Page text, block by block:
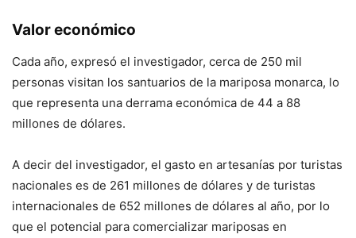
Valor económico
Cada año, expresó el investigador, cerca de 250 mil
personas visitan los santuarios de la mariposa monarca, lo
que representa una derrama económica de 44 a 88
millones de dólares.
A decir del investigador, el gasto en artesanías por turistas
nacionales es de 261 millones de dólares y de turistas
internacionales de 652 millones de dólares al año, por lo
que el potencial para comercializar mariposas en